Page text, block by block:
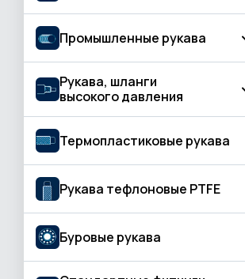
Промышленные рукава
Рукава для подачи газа, газовой резки
и сварки
Бетон и штукатурная обработка
Вода и жидкость
Воздух
Газосварка
Горячая вода, пар
Рукава, шланги
высокого давления
КЛАСС BASIC
КЛАСС PROFESSIONAL
КЛАСС STANDARD
Термопластиковые рукава
Рукава тефлоновые PTFE
Буровые рукава